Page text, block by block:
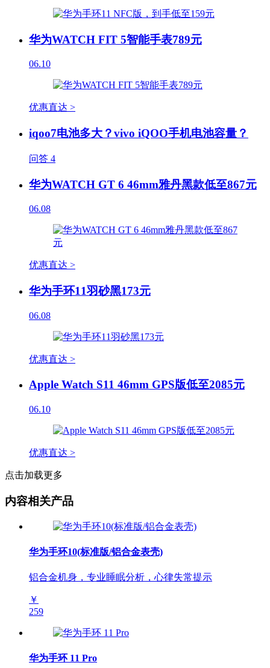
华为WATCH FIT 5智能手表789元
06.10
优惠直达 >
iqoo7电池多大？vivo iQOO手机电池容量？
问答 4
华为WATCH GT 6 46mm雅丹黑款低至867元
06.08
优惠直达 >
华为手环11羽砂黑173元
06.08
优惠直达 >
Apple Watch S11 46mm GPS版低至2085元
06.10
优惠直达 >
点击加载更多
内容相关产品
华为手环10(标准版/铝合金表壳)
铝合金机身，专业睡眠分析，心律失常提示
￥
259
华为手环 11 Pro